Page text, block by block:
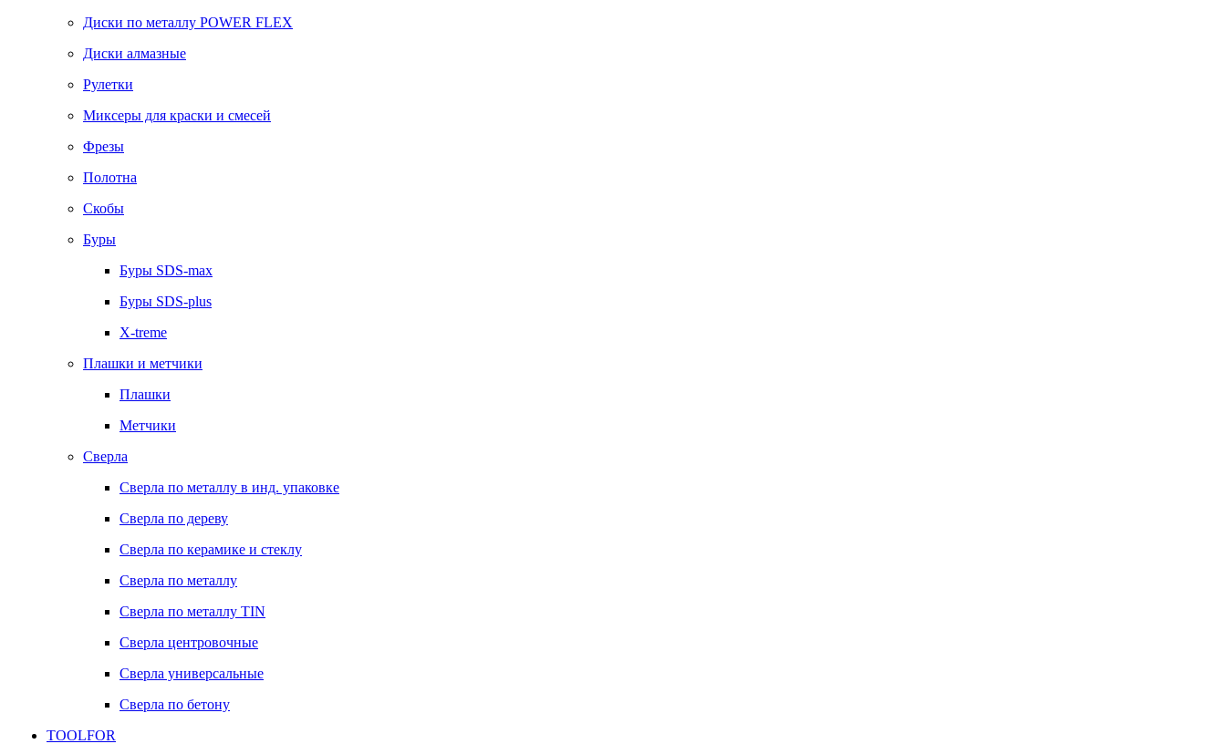
Диски по металлу POWER FLEX
Диски алмазные
Рулетки
Миксеры для краски и смесей
Фрезы
Полотна
Скобы
Буры
Буры SDS-max
Буры SDS-plus
X-treme
Плашки и метчики
Плашки
Метчики
Сверла
Сверла по металлу в инд. упаковке
Сверла по дереву
Сверла по керамике и стеклу
Сверла по металлу
Сверла по металлу TIN
Сверла центровочные
Сверла универсальные
Сверла по бетону
TOOLFOR